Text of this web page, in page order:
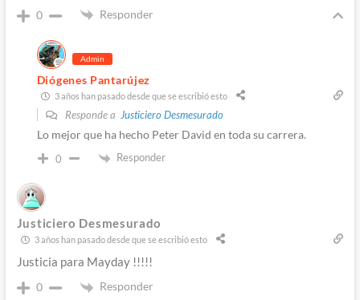
0 Responder
Admin
Diógenes Pantarújez
3 años han pasado desde que se escribió esto
Responde a Justiciero Desmesurado
Lo mejor que ha hecho Peter David en toda su carrera.
0 Responder
Justiciero Desmesurado
3 años han pasado desde que se escribió esto
Justicia para Mayday !!!!!
0 Responder